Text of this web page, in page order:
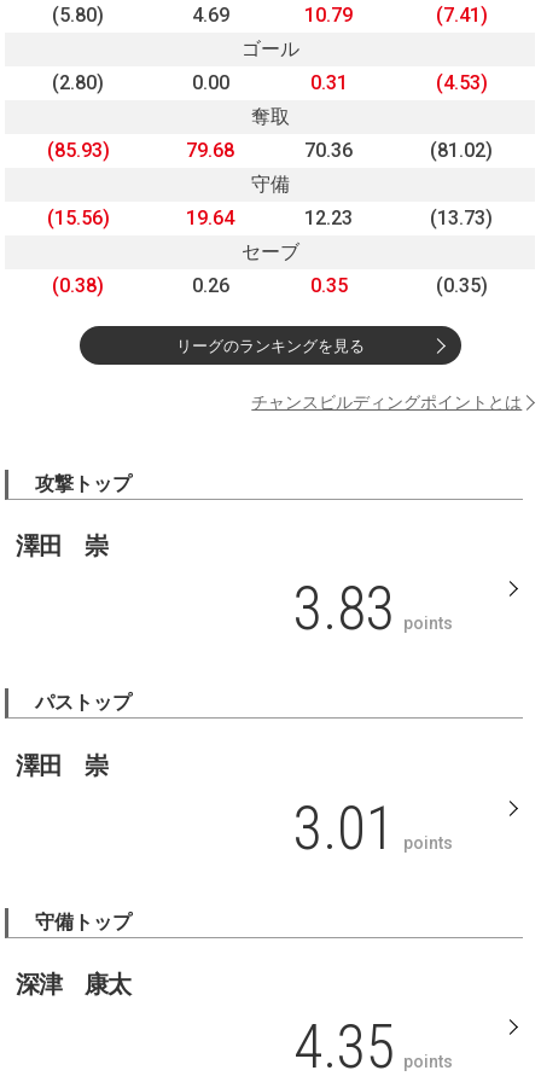
(5.80) 4.69 10.79
(7.41)
ゴール
(2.80)
0.00 0.31
(4.53)
奪取
(85.93)
79.68 70.36
(81.02)
守備
(15.56)
19.64 12.23
(13.73)
セーブ
(0.38)
0.26 0.35 (0.35)
リーグのランキングを見る
チャンスビルディングポイントとは
攻撃トップ
澤田 崇
3.83 points
パストップ
澤田 崇
3.01 points
守備トップ
深津 康太
4.35 points